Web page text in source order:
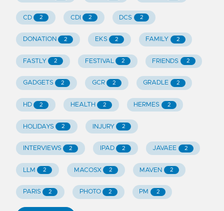
CD 2 CDI 2 DCS 2
DONATION 2 EKS 2 FAMILY 2
FASTLY 2 FESTIVAL 2 FRIENDS 2
GADGETS 2 GCR 2 GRADLE 2
HD 2 HEALTH 2 HERMES 2
HOLIDAYS 2 INJURY 2
INTERVIEWS 2 IPAD 2 JAVAEE 2
LLM 2 MACOSX 2 MAVEN 2
PARIS 2 PHOTO 2 PM 2